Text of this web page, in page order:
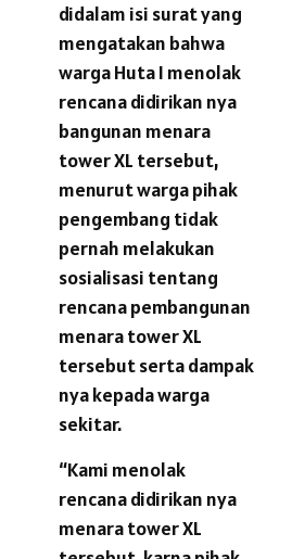
didalam isi surat yang
mengatakan bahwa
warga Huta I menolak
rencana didirikan nya
bangunan menara
tower XL tersebut,
menurut warga pihak
pengembang tidak
pernah melakukan
sosialisasi tentang
rencana pembangunan
menara tower XL
tersebut serta dampak
nya kepada warga
sekitar.
“Kami menolak
rencana didirikan nya
menara tower XL